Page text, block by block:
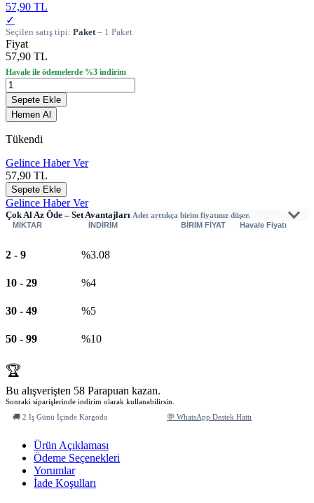
57,90 TL
✓
Seçilen satış tipi: Paket – 1 Paket
Fiyat
57,90 TL
Havale ile ödemelerde %3 indirim
Sepete Ekle
Hemen Al
Tükendi
Gelince Haber Ver
57,90 TL
Sepete Ekle
Gelince Haber Ver
Çok Al Az Öde – Set Avantajları Adet arttıkça birim fiyatınız düşer.
MİKTAR
İNDİRİM BİRİM FİYAT Havale Fiyatı
2 - 9 %3.08
10 - 29 %4
30 - 49 %5
50 - 99 %10
🏆
Bu alışverişten 58 Parapuan kazan.
Sonraki siparişlerinde indirim olarak kullanabilirsin.
🚚 2 İş Günü İçinde Kargoda
💬 WhatsApp Destek Hattı
Ürün Açıklaması
Ödeme Seçenekleri
Yorumlar
İade Koşulları